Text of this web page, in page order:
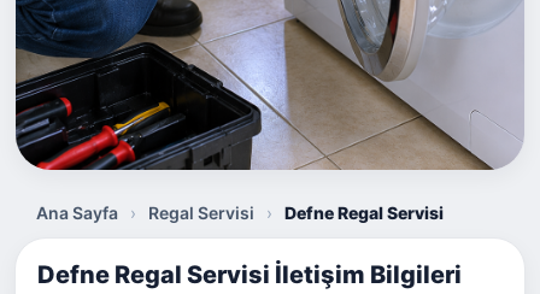
Ana Sayfa › Regal Servisi › Defne Regal Servisi
Defne Regal Servisi İletişim Bilgileri